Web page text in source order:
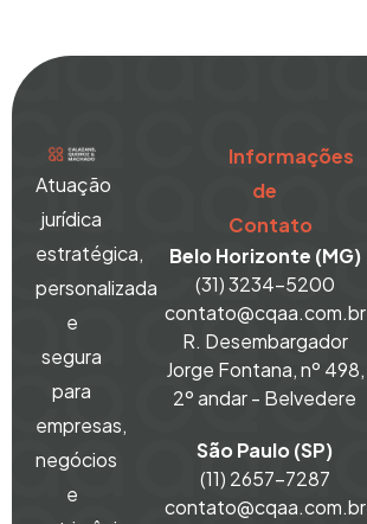
Atuação
jurídica
estratégica,
personalizada
e
segura
para
empresas,
negócios
e
Informações
de
Contato
Belo Horizonte (MG)
(31) 3234-5200
contato@cqaa.com.br
R. Desembargador
Jorge Fontana, nº 498,
2º andar - Belvedere
São Paulo (SP)
(11) 2657-7287
contato@cqaa.com.br